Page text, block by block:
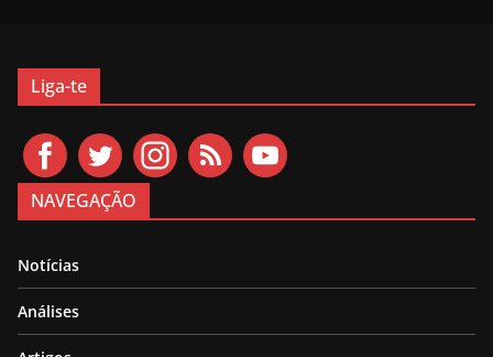
Liga-te
NAVEGAÇÃO
Notícias
Análises